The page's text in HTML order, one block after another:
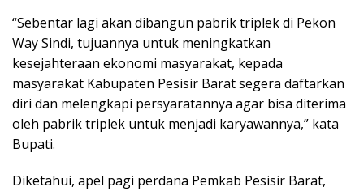
“Sebentar lagi akan dibangun pabrik triplek di Pekon
Way Sindi, tujuannya untuk meningkatkan
kesejahteraan ekonomi masyarakat, kepada
masyarakat Kabupaten Pesisir Barat segera daftarkan
diri dan melengkapi persyaratannya agar bisa diterima
oleh pabrik triplek untuk menjadi karyawannya,” kata
Bupati.
Diketahui, apel pagi perdana Pemkab Pesisir Barat,